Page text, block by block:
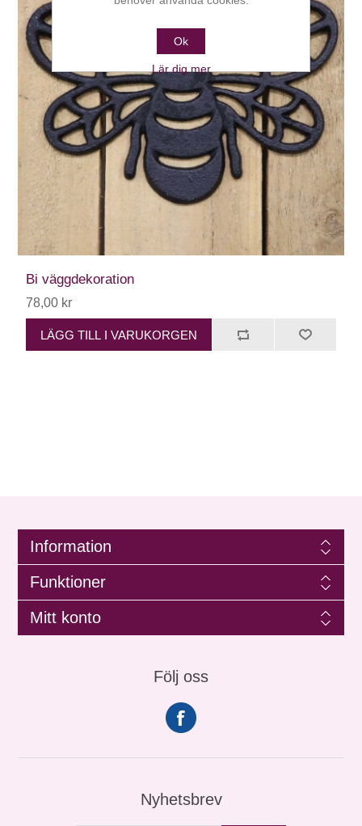
Bi väggdekoration
78,00 kr
LÄGG TILL I VARUKORGEN
Information
Funktioner
Mitt konto
Följ oss
Nyhetsbrev
Ok
Lär dig mer